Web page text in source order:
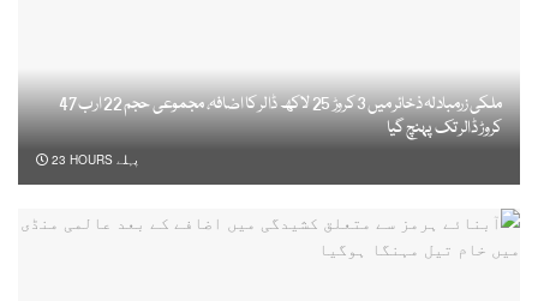
ملکی زرمبادلہ ذخائر میں 3 کروڑ 25 لاکھ ڈالر کا اضافہ، مجموعی حجم 22 ارب 47
کروڑ ڈالر تک پہنچ گیا
23 HOURS پہلے